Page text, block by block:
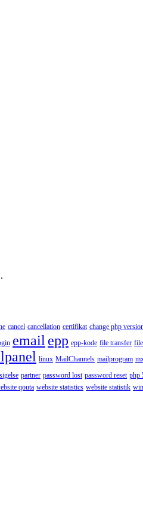
cancel cancellation certifikat change php
email epp epp-kode file transfer
linux MailChannels mailprogram
partner password lost password reset php
qouta website statistics website statistik